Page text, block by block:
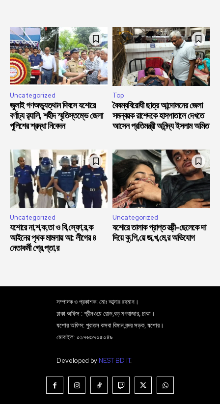
Uncategorized
জুলাই গণঅভ্যুত্থান দিবসে যশোরে
বর্ণাঢ্য র‍্যালি, শহীদ স্মৃতিস্তম্ভে জেলা
পুলিশের শ্রদ্ধা নিবেদন
Top
বৈষম্যবিরোধী ছাত্র আন্দোলনের জেলা
সমন্বয়ক রাশেদকে হাসপাতালে দেখতে
আসেন প্রতিমন্ত্রী অনিন্দ্য ইসলাম অমিত
Uncategorized
যশোরে না,শ,ক,তা ও বি,স্ফো,র,ক
আইনের পৃথক মামলায় আ: লীগের ৪
নেতাকর্মী গ্রে,প্তা,র
Uncategorized
যশোরে তালাক প্রাপ্ত স্ত্রী-ছেলেকে দা
দিয়ে কু,পি,য়ে জ,খ,মে,র অভিযোগ
সম্পাদক ও প্রকাশক: মোঃ আব্দার রহমান।
ঢাকা অফিস : গ্রীনওয়ে রোড,বড় মগবাজার, ঢাকা।
যশোর অফিস: পুরাতন কসবা বিমান বন্দর সড়ক, যশোর।
মোবাইল: ০১৭৬৩৭০৫০৪৯
Developed by NEST BD IT.